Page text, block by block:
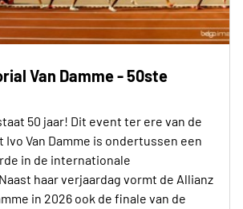
Van Damme - 50ste
50 jaar! Dit event ter ere van de
Van Damme is ondertussen een
in de internationale
haar verjaardag vormt de Allianz
in 2026 ook de finale van de